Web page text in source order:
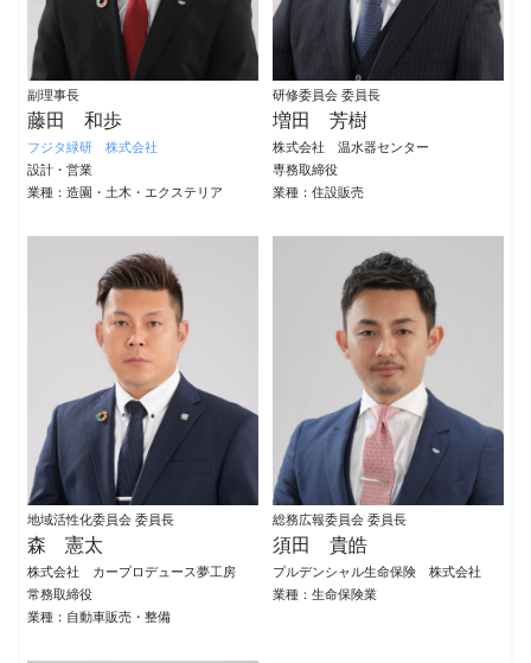
副理事長
藤田 和歩
フジタ緑研 株式会社
設計・営業
業種：造園・土木・エクステリア
研修委員会 委員長
増田 芳樹
株式会社 温水器センター
専務取締役
業種：住設販売
地域活性化委員会 委員長
森 憲太
株式会社 カープロデュース夢工房
常務取締役
業種：自動車販売・整備
総務広報委員会 委員長
須田 貴皓
プルデンシャル生命保険 株式会社
業種：生命保険業